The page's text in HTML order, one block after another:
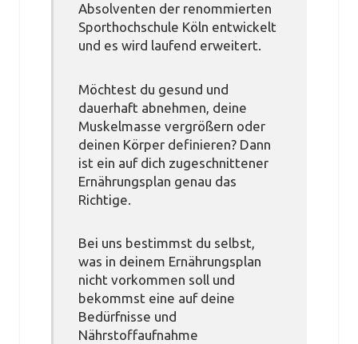
Absolventen der renommierten
Sporthochschule Köln entwickelt
und es wird laufend erweitert.
Möchtest du gesund und
dauerhaft abnehmen, deine
Muskelmasse vergrößern oder
deinen Körper definieren? Dann
ist ein auf dich zugeschnittener
Ernährungsplan genau das
Richtige.
Bei uns bestimmst du selbst,
was in deinem Ernährungsplan
nicht vorkommen soll und
bekommst eine auf deine
Bedürfnisse und
Nährstoffaufnahme